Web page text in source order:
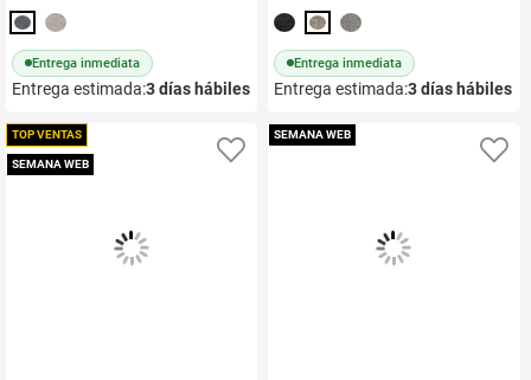
Entrega inmediata
Entrega estimada:3días hábiles
Entrega inmediata
Entrega estimada:3días hábiles
TOP VENTAS
SEMANA WEB
Añadir a favoritos
SEMANA WEB